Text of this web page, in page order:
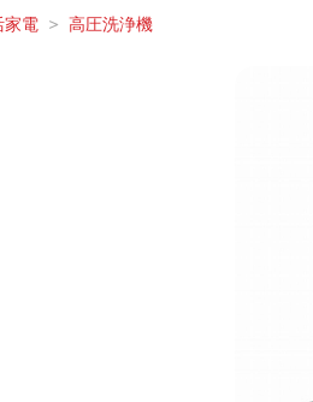
家電 > 高圧洗浄機